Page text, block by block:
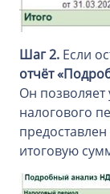
Шаг 2. Если
отчёт
Он позволяет
налогового
итоговую